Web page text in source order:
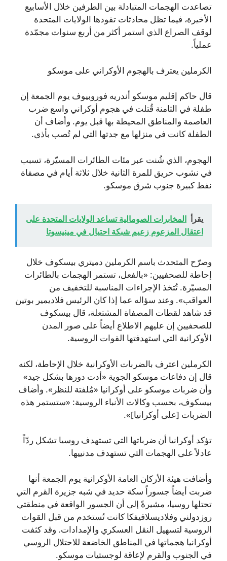
تصاعدت الهجمات المتبادلة بين الطرفين خلال الأسابيع
الأخيرة، فيما تظل محادثات تقودها الولايات المتحدة
لوقف الصراع الذي استمر أكثر من أربع سنوات مجمّدة
عملياً.
الكرملين يعترف بالهجوم الأوكراني على موسكو
قال حاكم إقليم موسكو أندريه فوروبيوف يوم الجمعة إن
طفلة في الثامنة قُتلت في هجوم أوكراني واسع ضرب
العاصمة والمناطق المحيطة بها قبل يوم. وأضاف أن
الطفلة كانت في منزلها مع جدتها التي لم تُصب بأذى.
الهجوم، الذي شُنت عبر مئات الطائرات المسيّرة، تسبب
في نشوب حريق للمرة الثانية خلال ثلاثة أيام في مصفاة
نفط كبيرة جنوب شرق موسكو.
يقرأ المخابرات الصومالية تساعد الولايات المتحدة على
اعتقال المزعوم زعيم شبكة احتيال في مينيسوتا
وصرّح المتحدث باسم الكرملين دميتري بيسكوف خلال
إحاطة للصحفيين: «بالفعل، تستمر الهجمات بالطائرات
المسيّرة. تُتخذ الإجراءات المناسبة للتخفيف من
العواقب». وعند سؤاله عما إذا كان الرئيس فلاديمير بوتين
قد شاهد لقطات المصفاة المشتعلة، قال بيسكوف
للصحفيين إن عليهم الاطلاع أيضاً على صور المدن
الأوكرانية التي استهدفتها القوات الروسية.
الكرملين اعترف بالضربات الأوكرانية خلال الإحاطة، لكنه
قال إن دفاعات موسكو الجوية «أدت دورها بشكل جيد»
وأن ضربات موسكو على أوكرانيا «مُلفتة للنظر». وأضاف
بيسكوف، بحسب وكالات الأنباء الروسية: «ستستمر هذه
الضربات [على أوكرانيا]».
تؤكد أوكرانيا أن ضرباتها التي تستهدف روسيا تشكل ردّاً
عادلاً على الهجمات التي تستهدف مدنييها.
وأضافت هيئة الأركان العامة الأوكرانية يوم الجمعة أنها
ضربت أيضاً جسوراً سكة حديد في شبه جزيرة القرم التي
تحتلها روسيا، مشيرةً إلى أن الجسور الواقعة في منطقتي
روزدولني وفلاديسلافيفكا كانت تُستخدم من قبل القوات
الروسية لتسهيل النقل العسكري والإمدادات. وقد كثفت
أوكرانيا هجماتها في المناطق الخاضعة للاحتلال الروسي
في الجنوب والقرم لإعاقة لوجستيات موسكو.